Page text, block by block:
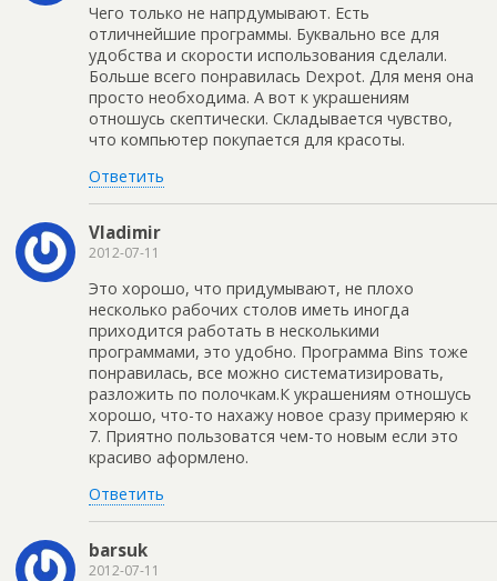
Чего только не напрдумывают. Есть
отличнейшие программы. Буквально все для
удобства и скорости использования сделали.
Больше всего понравилась Dexpot. Для меня она
просто необходима. А вот к украшениям
отношусь скептически. Складывается чувство,
что компьютер покупается для красоты.
Ответить
Vladimir
2012-07-11
Это хорошо, что придумывают, не плохо
несколько рабочих столов иметь иногда
приходится работать в несколькими
программами, это удобно. Программа Bins тоже
понравилась, все можно систематизировать,
разложить по полочкам.К украшениям отношусь
хорошо, что-то нахажу новое сразу примеряю к
7. Приятно пользоватся чем-то новым если это
красиво аформлено.
Ответить
barsuk
2012-07-11